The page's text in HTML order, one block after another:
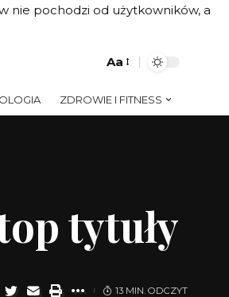
nie pochodzi od użytkowników, a
Aa
ZDROWIE I FITNESS
tytuły
13 MIN. ODCZYT